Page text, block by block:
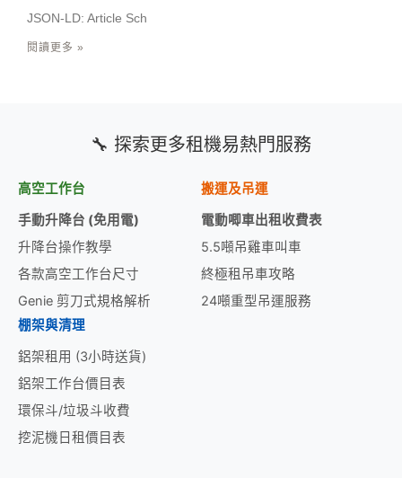
JSON-LD: Article Sch
閱讀更多 »
🔧 探索更多租機易熱門服務
高空工作台
手動升降台 (免用電)
升降台操作教學
各款高空工作台尺寸
Genie 剪刀式規格解析
搬運及吊運
電動唧車出租收費表
5.5噸吊雞車叫車
終極租吊車攻略
24噸重型吊運服務
棚架與清理
鋁架租用 (3小時送貨)
鋁架工作台價目表
環保斗/垃圾斗收費
挖泥機日租價目表